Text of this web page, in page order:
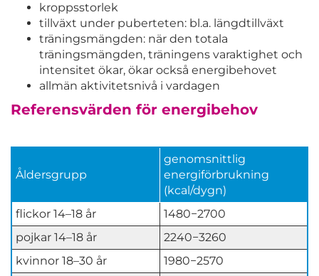
kroppsstorlek
tillväxt under puberteten: bl.a. längdtillväxt
träningsmängden: när den totala
träningsmängden, träningens varaktighet och
intensitet ökar, ökar också energibehovet
allmän aktivitetsnivå i vardagen
Referensvärden för energibehov
Åldersgrupp
genomsnittlig
energiförbrukning
(kcal/dygn)
flickor 14–18 år
1480−2700
pojkar 14–18 år
2240−3260
kvinnor 18–30 år
1980−2570